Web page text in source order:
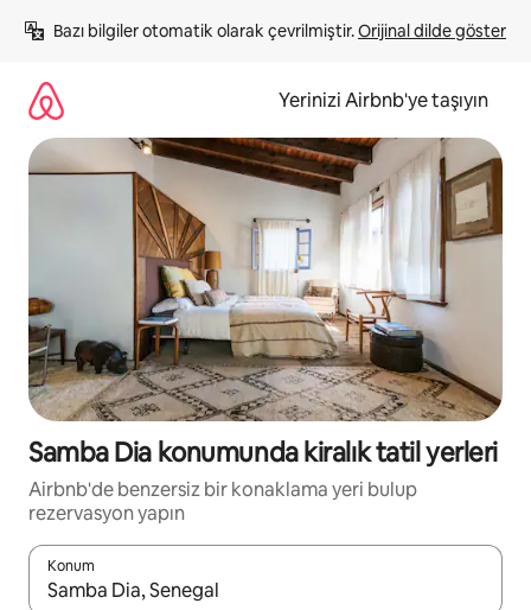
atla
Bazı bilgiler otomatik olarak çevrilmiştir. Orijinal dilde göster
Yerinizi Airbnb'ye taşıyın
Samba Dia konumunda kiralık tatil yerleri
Airbnb'de benzersiz bir konaklama yeri bulup
rezervasyon yapın
Konum
Sonuçlar kullanılabilir olduğunda yukarı ve aşağı oklarıyla